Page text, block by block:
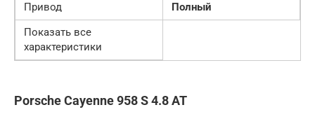
Привод
Полный
Показать все
характеристики
Porsche Cayenne 958 S 4.8 AT